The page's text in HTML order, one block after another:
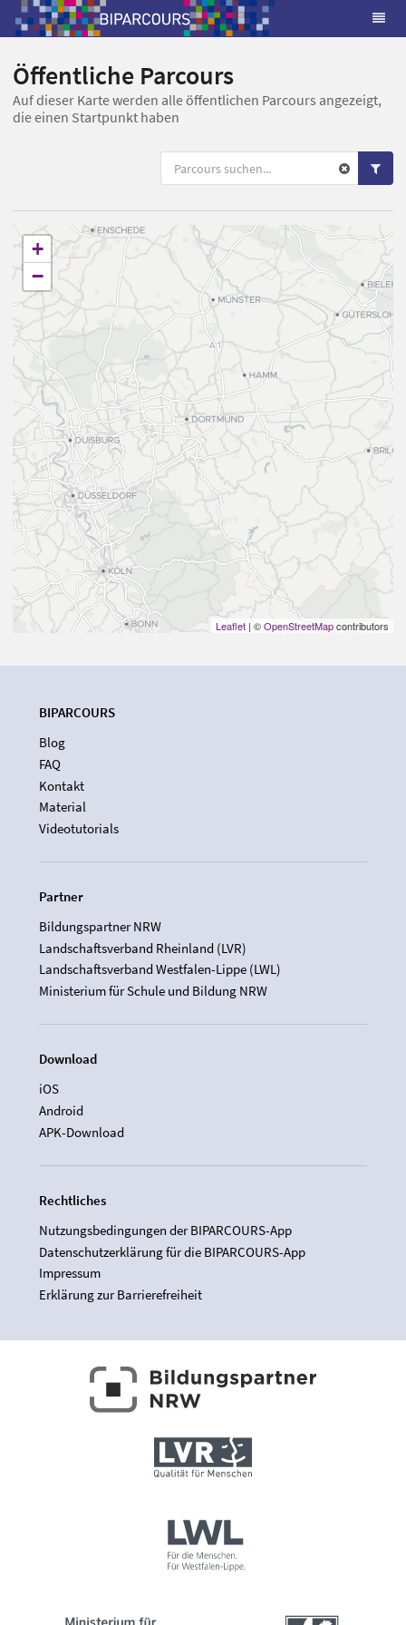
Öffentliche Parcours
Auf dieser Karte werden alle öffentlichen Parcours angezeigt,
die einen Startpunkt haben
+
−
Leaflet | ©OpenStreetMapcontributors
BIPARCOURS
Blog
FAQ
Kontakt
Material
Videotutorials
Partner
Bildungspartner NRW
Landschaftsverband Rheinland (LVR)
Landschaftsverband Westfalen-Lippe (LWL)
Ministerium für Schule und Bildung NRW
Download
iOS
Android
APK-Download
Rechtliches
Nutzungsbedingungen der BIPARCOURS-App
Datenschutzerklärung für die BIPARCOURS-App
Impressum
Erklärung zur Barrierefreiheit